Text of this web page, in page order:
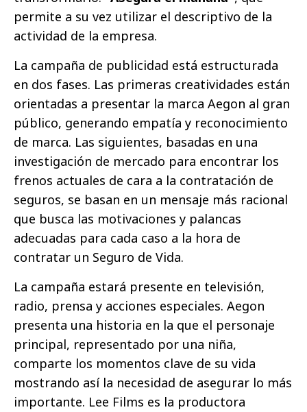
permite a su vez utilizar el descriptivo de la
actividad de la empresa.
La campaña de publicidad está estructurada
en dos fases. Las primeras creatividades están
orientadas a presentar la marca Aegon al gran
público, generando empatía y reconocimiento
de marca. Las siguientes, basadas en una
investigación de mercado para encontrar los
frenos actuales de cara a la contratación de
seguros, se basan en un mensaje más racional
que busca las motivaciones y palancas
adecuadas para cada caso a la hora de
contratar un Seguro de Vida.
La campaña estará presente en televisión,
radio, prensa y acciones especiales. Aegon
presenta una historia en la que el personaje
principal, representado por una niña,
comparte los momentos clave de su vida
mostrando así la necesidad de asegurar lo más
importante. Lee Films es la productora